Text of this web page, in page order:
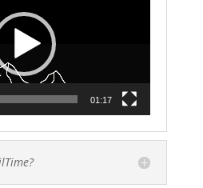
01:17